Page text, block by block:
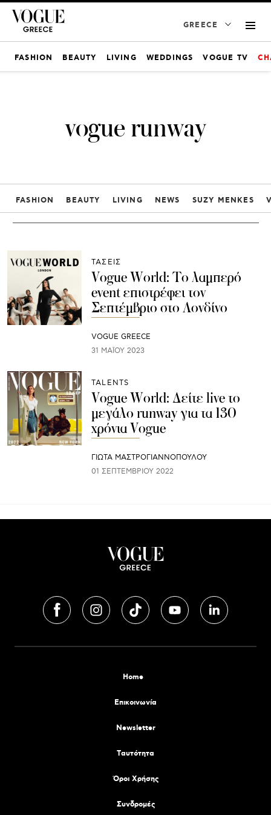
GREECE
FASHION BEAUTY LIVING WEDDINGS VOGUE TV
vogue runway
FASHION BEAUTY LIVING NEWS SUZY MENKES
ΤΑΣΕΙΣ
Vogue World: Το λαμπερό
event επιστρέφει τον
Σεπτέμβριο στο Λονδίνο
VOGUE GREECE
31 ΜΑΪ́ΟΥ 2023
TALENTS
Vogue World: Δείτε live το
μεγάλο runway για τα 130
χρόνια Vogue
ΓΙΩΤΑ ΜΑΣΤΡΟΓΙΑΝΝΟΠΟΥΛΟΥ
01 ΣΕΠΤΕΜΒΡΊΟΥ 2022
Home
Επικοινωνία
Newsletter
Tαυτότητα
Όροι Χρήσης
Συνδρομές